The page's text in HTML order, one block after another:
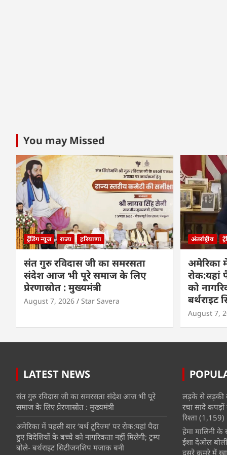
You may Missed
ट्रेंडिंग न्यूज राज्य हरियाणा
संत गुरु रविदास जी का समरसता
संदेश आज भी पूरे समाज के लिए
प्रेरणास्रोत : मुख्यमंत्री
August 7, 2026 Star Savera
अंतर्राष्ट्रीय
अमेरिका में
रोक:यहां
को
बर्थराइट
August 7,
LATEST NEWS
संत गुरु रविदास जी का समरसता संदेश आज भी पूरे
समाज के लिए प्रेरणास्रोत : मुख्यमंत्री
अमेरिका में पहली बार ‘बर्थ टूरिज्म’ पर रोक:यहां पैदा
हुए विदेशियों के बच्चे को नागरिकता नहीं मिलेगी; ट्रम्प
बोले- बर्थराइट सिटीजनशिप मजाक बनी
लड़के से लड़की
रचा सादे
रिश्ता (1,159)
हेमा मालिनी के
ईशा देओल
दूसरे कमरे में